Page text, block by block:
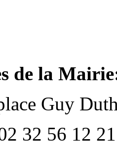
de la
Guy
32 56 12 21